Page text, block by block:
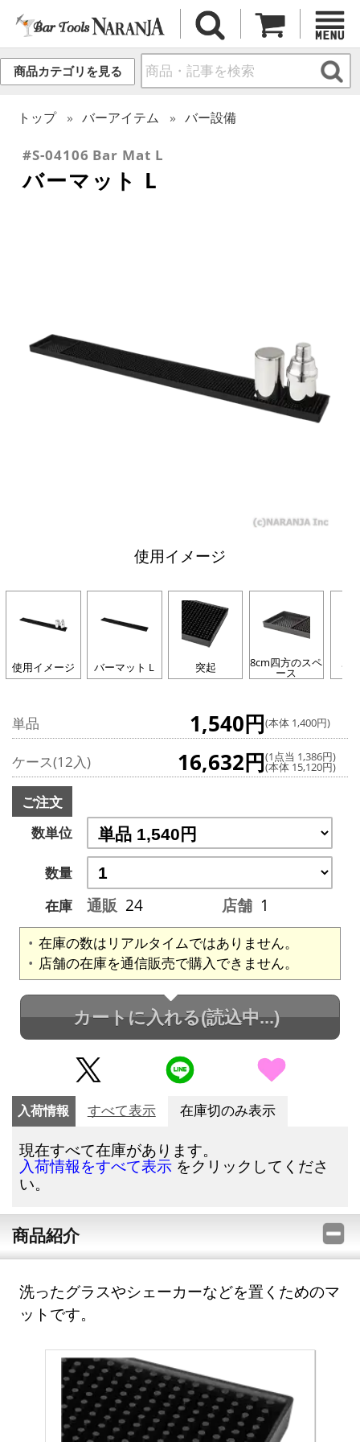
商品カテゴリを見る
トップ バーアイテム バー設備
#S-04106 Bar Mat L
バーマット L
使用イメージ
使用イメージ バーマット L 突起 8cm四方のスペ
ース サ
単品 1,540円(本体 1,400円)
ケース(12入) 16,632円(1点当 1,386円)
(本体 15,120円)
ご注文
数単位
数量
在庫
通販 24 店舗 1
在庫の数はリアルタイムではありません。
店舗の在庫を通信販売で購入できません。
カートに入れる(読込中...)
入荷情報 すべて表示 在庫切のみ表示
現在すべて在庫があります。
入荷情報をすべて表示 をクリックしてくださ
い。
商品紹介
洗ったグラスやシェーカーなどを置くためのマ
ットです。